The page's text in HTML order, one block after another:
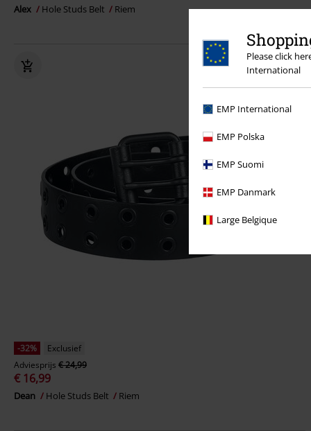
Please click
International
EMP International
EMP Polska
EMP Suomi
EMP Danmark
Large Belgique
Alex Hole Studs Belt Riem
-32%
Exclusief
Adviesprijs € 24,99
€ 16,99
Dean Hole Studs Belt Riem